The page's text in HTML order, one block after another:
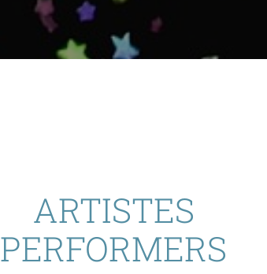
ARTISTES
PERFORMERS